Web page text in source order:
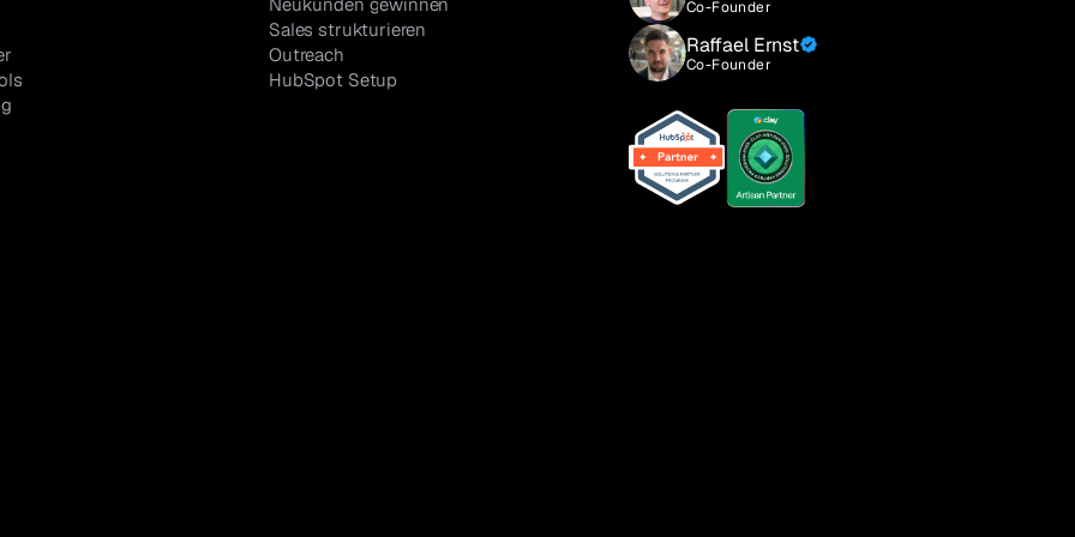
Sales strukturieren
Outreach
HubSpot Setup
Co-Founder
Raffael Ernst
Co-Founder